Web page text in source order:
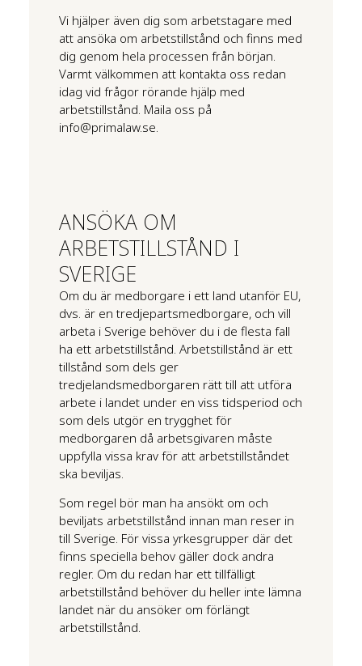
ANSÖKA OM
ARBETSTILLSTÅND I
SVERIGE
Om du är medborgare i ett land utanför EU,
dvs. är en tredjepartsmedborgare, och vill
arbeta i Sverige behöver du i de flesta fall
ha ett arbetstillstånd. Arbetstillstånd är ett
tillstånd som dels ger
tredjelandsmedborgaren rätt till att utföra
arbete i landet under en viss tidsperiod och
som dels utgör en trygghet för
medborgaren då arbetsgivaren måste
uppfylla vissa krav för att arbetstillståndet
ska beviljas.
Som regel bör man ha ansökt om och
beviljats arbetstillstånd innan man reser in
till Sverige. För vissa yrkesgrupper där det
finns speciella behov gäller dock andra
regler. Om du redan har ett tillfälligt
arbetstillstånd behöver du heller inte lämna
landet när du ansöker om förlängt
arbetstillstånd.
Vi hjälper även dig som arbetstagare med
att ansöka om arbetstillstånd och finns med
dig genom hela processen från början.
Varmt välkommen att kontakta oss redan
idag vid frågor rörande hjälp med
arbetstillstånd. Maila oss på
info@primalaw.se.